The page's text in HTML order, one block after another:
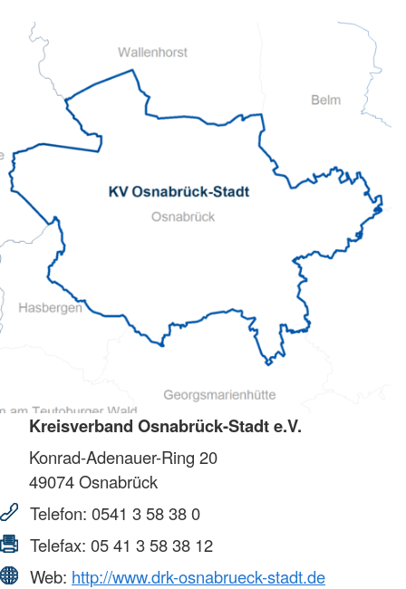
Kreisverband Osnabrück-Stadt e.V.
Konrad-Adenauer-Ring 20
49074Osnabrück
Telefon: 0541 3 58 38 0
Telefax: 05 41 3 58 38 12
Web: http://www.drk-osnabrueck-stadt.de